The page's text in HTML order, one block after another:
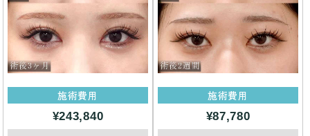
施術費用
¥243,840
施術費用
¥87,780